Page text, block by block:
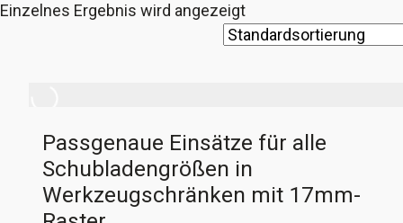
Einzelnes Ergebnis wird angezeigt
Passgenaue Einsätze für alle
Schubladengrößen in
Werkzeugschränken mit 17mm-